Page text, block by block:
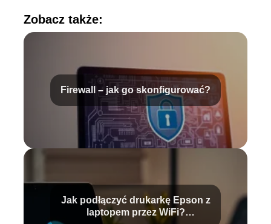
Zobacz także:
Firewall – jak go skonfigurować?
Jak podłączyć drukarkę Epson z
laptopem przez WiFi?